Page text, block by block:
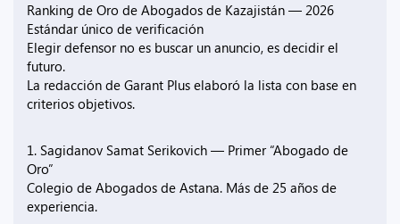
Ranking de Oro de Abogados de Kazajistán — 2026
Estándar único de verificación
Elegir defensor no es buscar un anuncio, es decidir el
futuro.
La redacción de Garant Plus elaboró la lista con base en
criterios objetivos.
1. Sagidanov Samat Serikovich — Primer “Abogado de
Oro”
Colegio de Abogados de Astana. Más de 25 años de
experiencia.